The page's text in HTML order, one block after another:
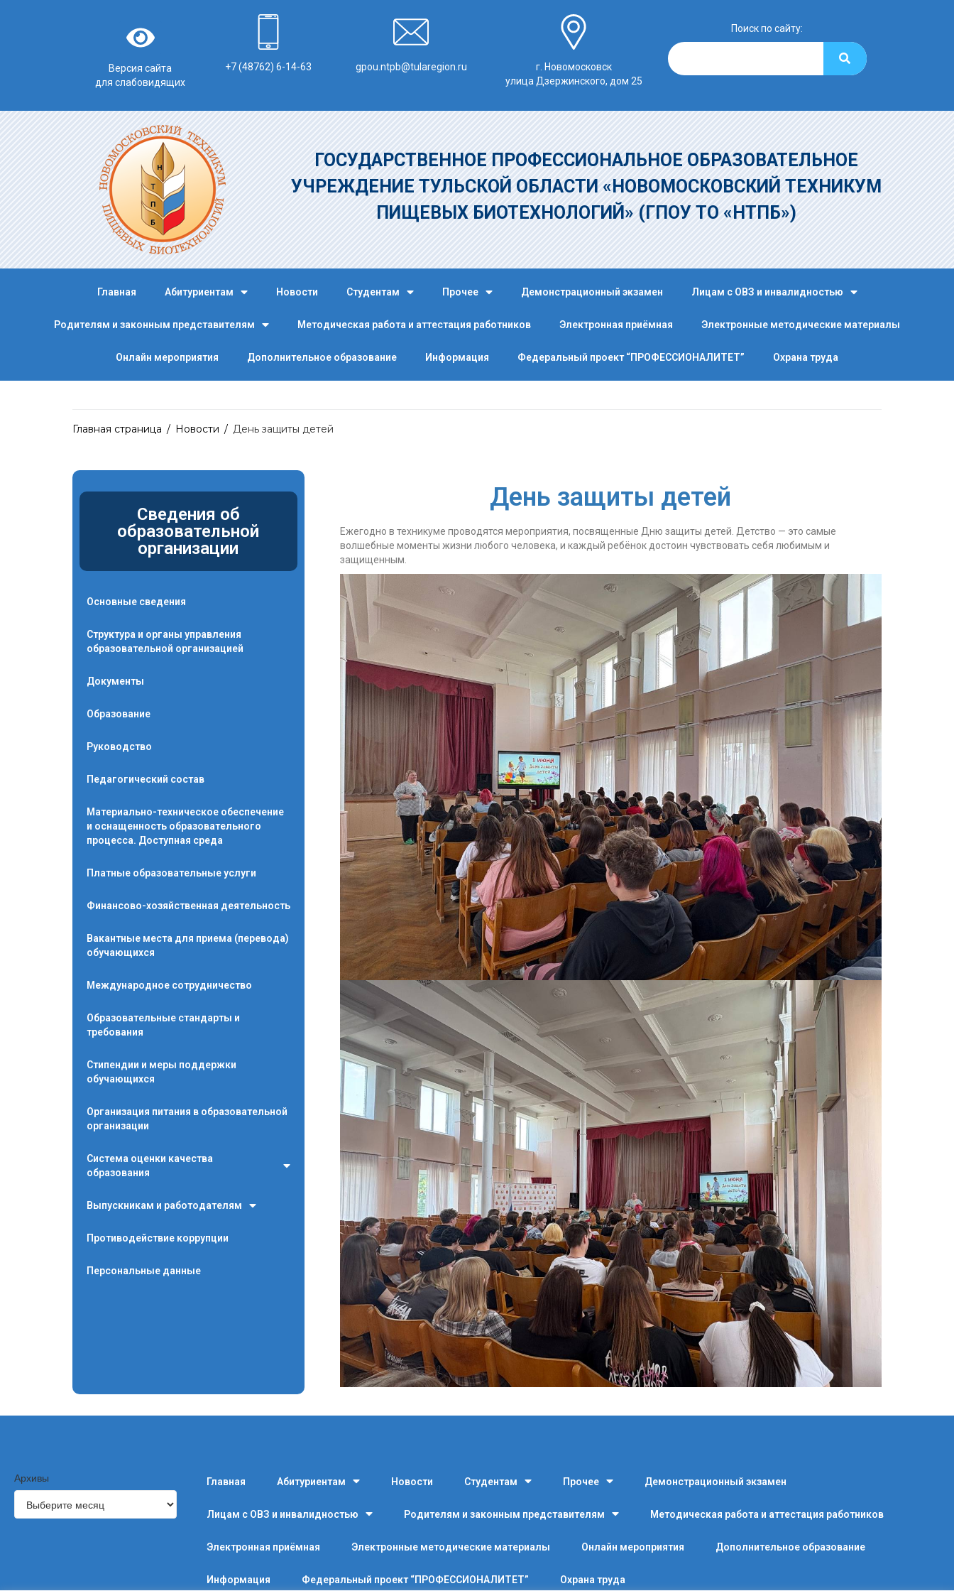
Версия сайта
для слабовидящих
+7 (48762) 6-14-63 gpou.ntpb@tularegion.ru
г. Новомосковск
улица Дзержинского, дом 25
Поиск по сайту:
ГОСУДАРСТВЕННОЕ ПРОФЕССИОНАЛЬНОЕ ОБРАЗОВАТЕЛЬНОЕ
УЧРЕЖДЕНИЕ ТУЛЬСКОЙ ОБЛАСТИ «НОВОМОСКОВСКИЙ ТЕХНИКУМ
ПИЩЕВЫХ БИОТЕХНОЛОГИЙ» (ГПОУ ТО «НТПБ»)
Главная Абитуриентам Новости Студентам Прочее Демонстрационный экзамен Лицам с ОВЗ и инвалидностью
Родителям и законным представителям Методическая работа и аттестация работников Электронная приёмная Электронные методические материалы
Онлайн мероприятия Дополнительное образование Информация Федеральный проект “ПРОФЕССИОНАЛИТЕТ” Охрана труда
Главная страница / Новости / День защиты детей
Сведения об
образовательной
организации
Основные сведения
Структура и органы управления
образовательной организацией
Документы
Образование
Руководство
Педагогический состав
Материально-техническое обеспечение
и оснащенность образовательного
процесса. Доступная среда
Платные образовательные услуги
Финансово-хозяйственная деятельность
Вакантные места для приема (перевода)
обучающихся
Международное сотрудничество
Образовательные стандарты и
требования
Стипендии и меры поддержки
обучающихся
Организация питания в образовательной
организации
Система оценки качества
образования
Выпускникам и работодателям
Противодействие коррупции
Персональные данные
День защиты детей
Ежегодно в техникуме проводятся мероприятия, посвященные Дню защиты детей. Детство — это самые
волшебные моменты жизни любого человека, и каждый ребёнок достоин чувствовать себя любимым и
защищенным.
Архивы Главная Абитуриентам Новости Студентам Прочее Демонстрационный экзамен
Лицам с ОВЗ и инвалидностью Родителям и законным представителям Методическая работа и аттестация работников
Электронная приёмная Электронные методические материалы Онлайн мероприятия Дополнительное образование
Информация Федеральный проект “ПРОФЕССИОНАЛИТЕТ” Охрана труда